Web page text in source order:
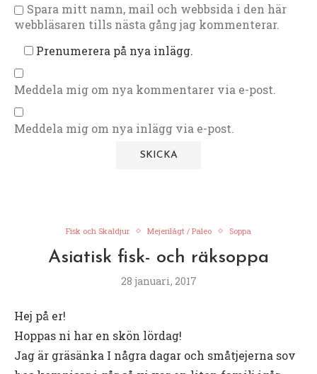
Spara mitt namn, mail och webbsida i den här
webbläsaren tills nästa gång jag kommenterar.
Prenumerera på nya inlägg.
Meddela mig om nya kommentarer via e-post.
Meddela mig om nya inlägg via e-post.
Fisk och Skaldjur Mejerilågt / Paleo Soppa
Asiatisk fisk- och räksoppa
28 januari, 2017
Hej på er!
Hoppas ni har en skön lördag!
Jag är gräsänka I några dagar och småtjejerna sov